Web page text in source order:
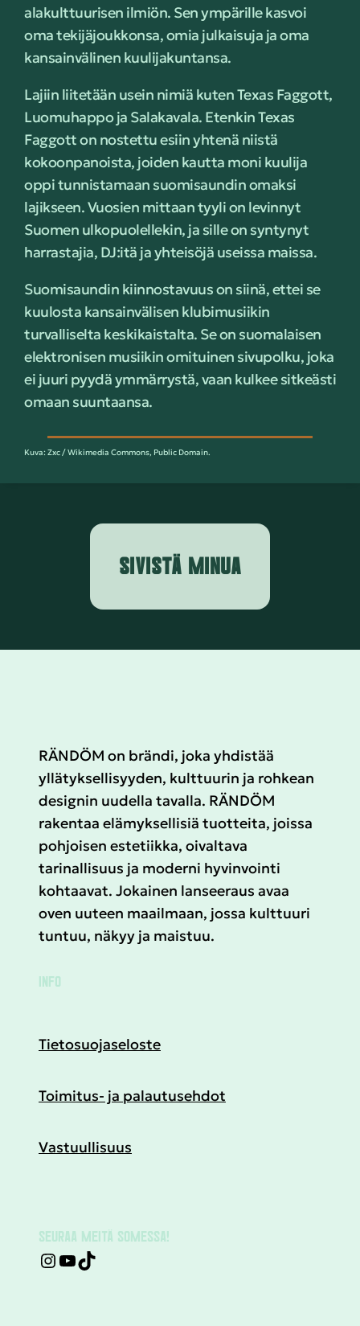
alakulttuurisen ilmiön. Sen ympärille kasvoi
oma tekijäjoukkonsa, omia julkaisuja ja oma
kansainvälinen kuulijakuntansa.
Lajiin liitetään usein nimiä kuten Texas Faggott,
Luomuhappo ja Salakavala. Etenkin Texas
Faggott on nostettu esiin yhtenä niistä
kokoonpanoista, joiden kautta moni kuulija
oppi tunnistamaan suomisaundin omaksi
lajikseen. Vuosien mittaan tyyli on levinnyt
Suomen ulkopuolellekin, ja sille on syntynyt
harrastajia, DJ:itä ja yhteisöjä useissa maissa.
Suomisaundin kiinnostavuus on siinä, ettei se
kuulosta kansainvälisen klubimusiikin
turvalliselta keskikaistalta. Se on suomalaisen
elektronisen musiikin omituinen sivupolku, joka
ei juuri pyydä ymmärrystä, vaan kulkee sitkeästi
omaan suuntaansa.
Kuva: Zxc / Wikimedia Commons, Public Domain.
SIVISTÄ MINUA
RÄNDÖM on brändi, joka yhdistää
yllätyksellisyyden, kulttuurin ja rohkean
designin uudella tavalla. RÄNDÖM
rakentaa elämyksellisiä tuotteita, joissa
pohjoisen estetiikka, oivaltava
tarinallisuus ja moderni hyvinvointi
kohtaavat. Jokainen lanseeraus avaa
oven uuteen maailmaan, jossa kulttuuri
tuntuu, näkyy ja maistuu.
INFO
Tietosuojaseloste
Toimitus- ja palautusehdot
Vastuullisuus
SEURAA MEITÄ SOMESSA!